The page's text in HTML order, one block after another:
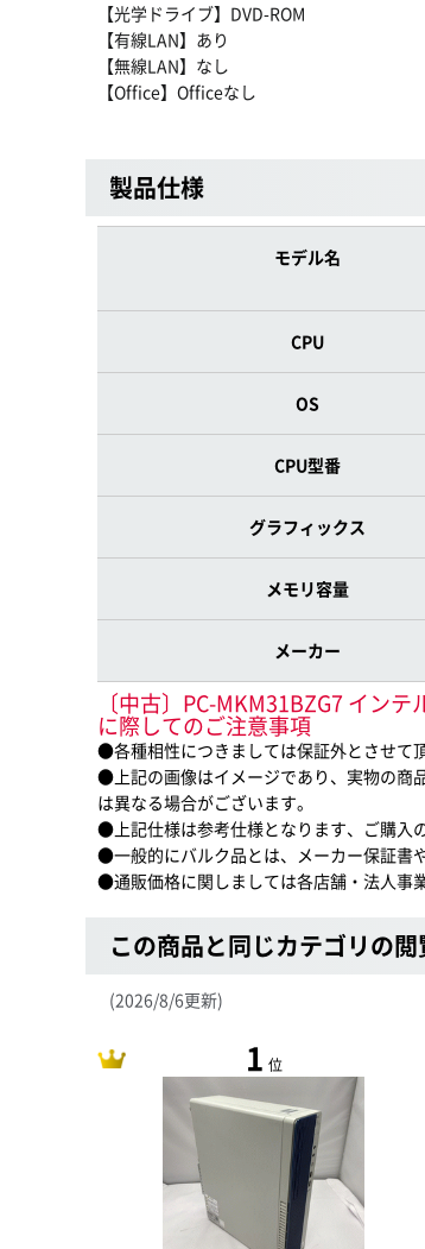
【光学ドライブ】DVD-ROM
【有線LAN】あり
【無線LAN】なし
【Office】Officeなし
製品仕様
モデル名
CPU
OS
CPU型番
グラフィックス
メモリ容量
メーカー
〔中古〕PC-MKM31BZG7 イン
に際してのご注意事項
●各種相性につきましては保証外とさせて
●上記の画像はイメージであり、実物の商
は異なる場合がございます。
●上記仕様は参考仕様となります、ご購入
●一般的にバルク品とは、メーカー保証書
●通販価格に関しましては各店舗・法人事
この商品と同じカテゴリの
(2026/8/6更新)
1 位